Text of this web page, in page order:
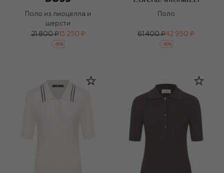
Поло из лиоцелла и
шерсти
21 800 ₽15 250 ₽
-30%
Поло
61 400 ₽42 950 ₽
-30%